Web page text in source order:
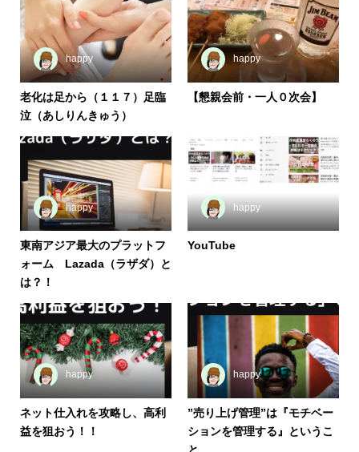
happy
老化は足から（１１７）足臨
泣（あしりんきゅう）
happy
【懇親会前・一人０次会】
happy
東南アジア最大のプラットフ
ォーム Lazada（ラザダ）と
は？！
happy
YouTube
happy
ネット仕入れを攻略し、高利
益を狙おう！！
happy
”売り上げ管理”は『モチベー
ションを管理する』というこ